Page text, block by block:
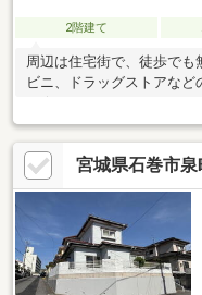
2階建て
周辺は住宅街で、徒歩で
ビニ、ドラッグストアなど
宮城県石巻市